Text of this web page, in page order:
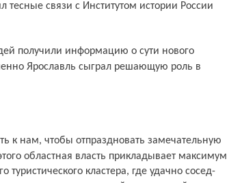
связи с Институтом истории России
Ярославль сыграл решающую роль в
областная власть прикладывает максимум
кластера, где удачно сосед­